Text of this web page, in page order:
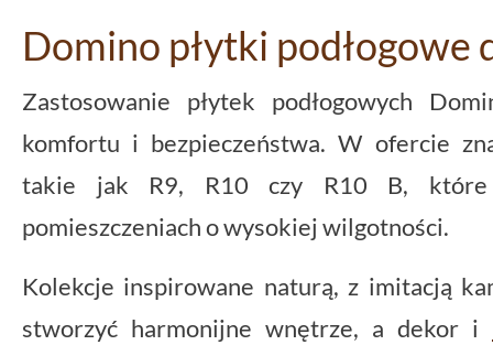
Domino płytki podłogowe
Zastosowanie płytek podłogowych
komfortu i bezpieczeństwa. W ofercie
takie jak R9, R10 czy R10 B, które
pomieszczeniach o wysokiej wilgotności.
Kolekcje inspirowane naturą, z imitacją
stworzyć harmonijne wnętrze, a dekor i